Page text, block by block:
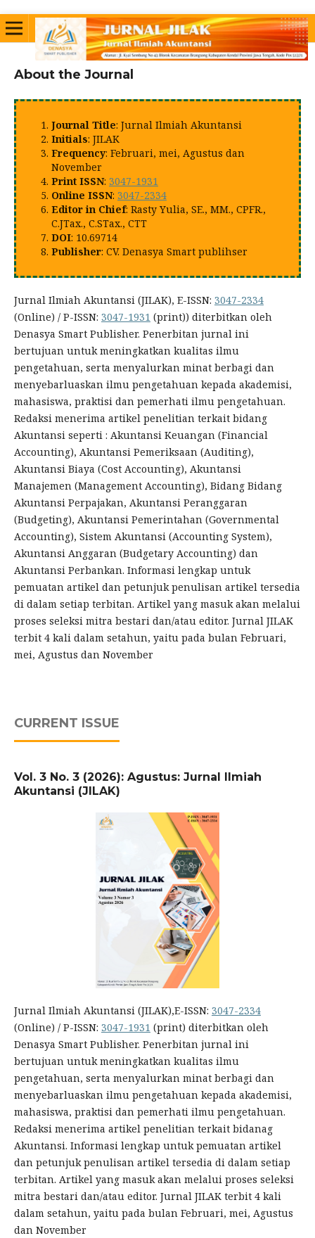
About the Journal
Journal Title: Jurnal Ilmiah Akuntansi
Initials: JILAK
Frequency: Februari, mei, Agustus dan
November
Print ISSN: 3047-1931
Online ISSN: 3047-2334
Editor in Chief: Rasty Yulia, SE., MM., CPFR.,
C.JTax., C.STax., CTT
DOI: 10.69714
Publisher: CV. Denasya Smart publihser
Jurnal Ilmiah Akuntansi (JILAK), E-ISSN: 3047-2334
(Online) / P-ISSN: 3047-1931 (print)) diterbitkan oleh
Denasya Smart Publisher. Penerbitan jurnal ini
bertujuan untuk meningkatkan kualitas ilmu
pengetahuan, serta menyalurkan minat berbagi dan
menyebarluaskan ilmu pengetahuan kepada akademisi,
mahasiswa, praktisi dan pemerhati ilmu pengetahuan.
Redaksi menerima artikel penelitian terkait bidang
Akuntansi seperti : Akuntansi Keuangan (Financial
Accounting), Akuntansi Pemeriksaan (Auditing),
Akuntansi Biaya (Cost Accounting), Akuntansi
Manajemen (Management Accounting), Bidang Bidang
Akuntansi Perpajakan, Akuntansi Peranggaran
(Budgeting), Akuntansi Pemerintahan (Governmental
Accounting), Sistem Akuntansi (Accounting System),
Akuntansi Anggaran (Budgetary Accounting) dan
Akuntansi Perbankan. Informasi lengkap untuk
pemuatan artikel dan petunjuk penulisan artikel tersedia
di dalam setiap terbitan. Artikel yang masuk akan melalui
proses seleksi mitra bestari dan/atau editor. Jurnal JILAK
terbit 4 kali dalam setahun, yaitu pada bulan Februari,
mei, Agustus dan November
CURRENT ISSUE
Vol. 3 No. 3 (2026): Agustus: Jurnal Ilmiah
Akuntansi (JILAK)
Jurnal Ilmiah Akuntansi (JILAK),E-ISSN: 3047-2334
(Online) / P-ISSN: 3047-1931 (print) diterbitkan oleh
Denasya Smart Publisher. Penerbitan jurnal ini
bertujuan untuk meningkatkan kualitas ilmu
pengetahuan, serta menyalurkan minat berbagi dan
menyebarluaskan ilmu pengetahuan kepada akademisi,
mahasiswa, praktisi dan pemerhati ilmu pengetahuan.
Redaksi menerima artikel penelitian terkait bidanag
Akuntansi. Informasi lengkap untuk pemuatan artikel
dan petunjuk penulisan artikel tersedia di dalam setiap
terbitan. Artikel yang masuk akan melalui proses seleksi
mitra bestari dan/atau editor. Jurnal JILAK terbit 4 kali
dalam setahun, yaitu pada bulan Februari, mei, Agustus
dan November